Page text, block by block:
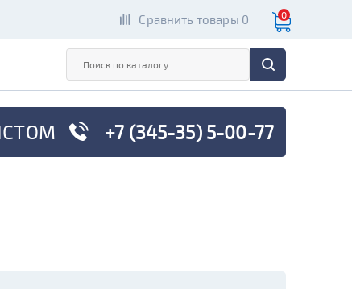
Сравнить товары 0 0
+7 (345-35) 5-00-77